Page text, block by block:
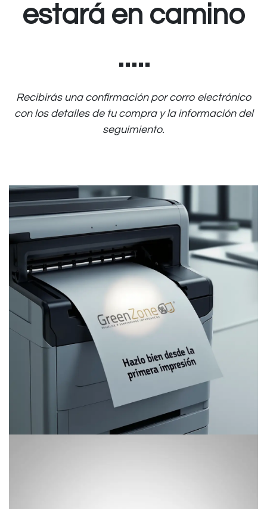
estará en camino
.....
Recibirás una confirmación por corro electrónico
con los detalles de tu compra y la información del
seguimiento.